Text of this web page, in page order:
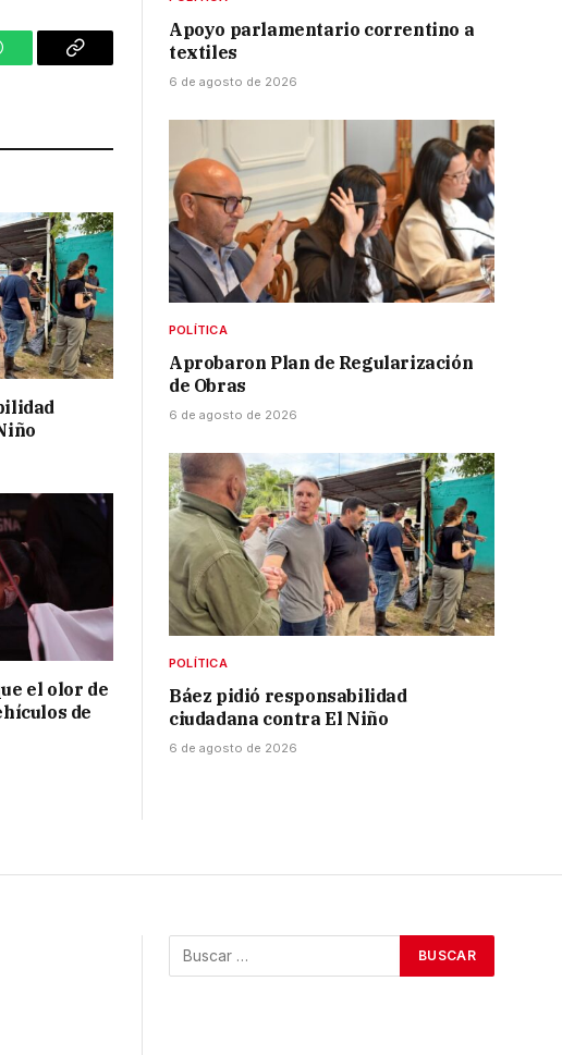
Copy
el olor de
de
Apoyo parlamentario correntino a
textiles
6 de agosto de 2026
POLÍTICA
Aprobaron Plan de Regularización
de Obras
6 de agosto de 2026
POLÍTICA
Báez pidió responsabilidad
ciudadana contra El Niño
6 de agosto de 2026